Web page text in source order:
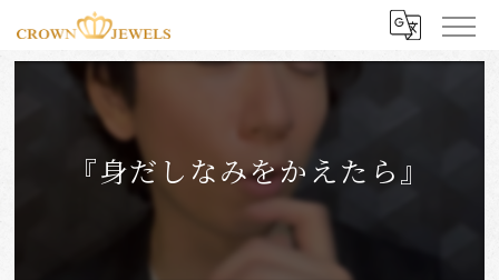
『身だしなみをかえたら』